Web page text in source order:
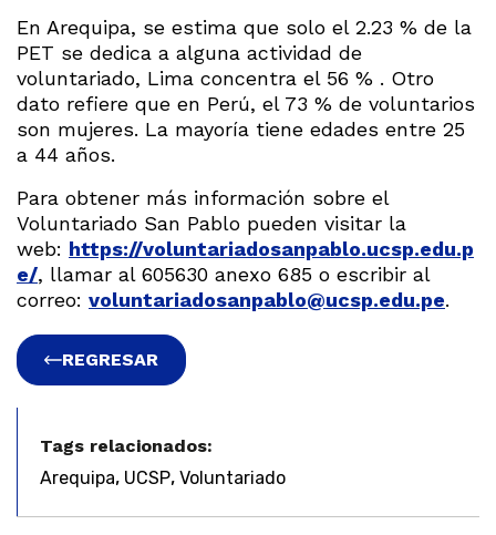
En Arequipa, se estima que solo el 2.23 % de la
PET se dedica a alguna actividad de
voluntariado, Lima concentra el 56 % . Otro
dato refiere que en Perú, el 73 % de voluntarios
son mujeres. La mayoría tiene edades entre 25
a 44 años.
Para obtener más información sobre el
Voluntariado San Pablo pueden visitar la
web: https://voluntariadosanpablo.ucsp.edu.p
e/, llamar al 605630 anexo 685 o escribir al
correo: voluntariadosanpablo@ucsp.edu.pe.
REGRESAR
Tags relacionados:
Arequipa, UCSP, Voluntariado